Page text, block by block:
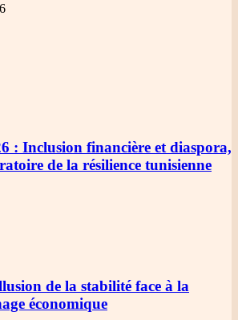
: Inclusion financière et diaspora,
de la résilience tunisienne
de la stabilité face à la
économique